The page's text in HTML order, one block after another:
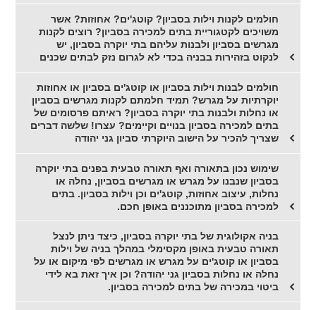
חולמים לקנות וילות בסביון? קוטג'ים? אחוזות? אשר
משויכים לקטגוריית בתים למכירה בסביון? רוצים לקנות
מגרשים בסביון ולבנות עליהם בתי יוקרה בסביון, יש
לנקוט בזהירות בבניה בכדי לא לגרום נזק לבתים שכנים
חולמים לבנות וילות בסביון או קוטג'ים בסביון או אחוזות
יוקרתיות על מגרש? תמיד חלמתם לקנות מגרשים בסביון
או נחלות ולבנות בתי יוקרה בסביון? ראיתם פרסומים של
בתים למכירה בסביון בנויים וקיימים? עצרו! שלשה דברים
שצריך להכיר על הישוב היוקרתי סביון גני יהודה
שימוש נכון בתאורה ואף תאורה טבעית בפנים בתי יוקרה
בסביון שנבנו על מגרש או מגרשים בסביון, נחלה או
נחלות, עיצוב אחוזות, קוטג'ים וכן וילות בסביון. בתים
למכירה בסביון מתוכננים באופן חכם.
בניה אקולוגית של בתי יוקרה בסביון, כיצד ניתן לנצל
תאורה טבעית באופן מקסימלי במהלך בניה של וילות
בסביון או קוטג'ים על מגרש או מגרשים לפי מיקום או על
נחלה או נחלות בסביון גני יהודה? וכן איך זאת בא לידי
ביטוי במכירה של בתים למכירה בסביון.